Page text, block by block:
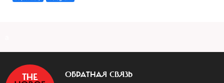
ОБРАТНАЯ СВЯЗЬ